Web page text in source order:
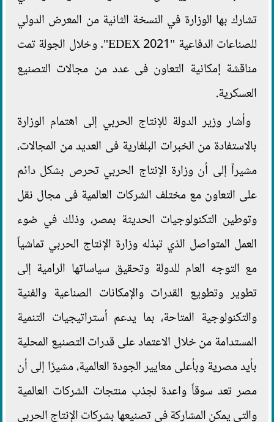
تشارك بها الوزارة في النسخة الثانية من المعرض الدولي
للصناعات الدفاعية "EDEX 2021". وخلال الجولة تمت
مناقشة إمكانية التعاون فى عدد من مجالات التصنيع
العسكرية.
وأشار وزير الدولة للإنتاج الحربي إلى اهتمام الوزارة
بالاستفادة من الخبرات البلغارية فى العديد من المجالات،
مشيراً إلى أن وزارة الإنتاج الحربي تحرص بشكل دائم
على التعاون مع مختلف الشركات العالمية فى مجال نقل
وتوطين التكنولوجيات الحديثة بمصر، وذلك في ضوء
العمل المتواصل الذي تبذله وزارة الإنتاج الحربي تماشياً
مع التوجه العام للدولة وتحقيق سياساتها الرامية إلى
تطوير وتطويع القدرات والإمكانات الصناعية والفنية
والتكنولوجية المتاحة، بما يدعم أستراتيجيات التنمية
المستدامة من خلال الاعتماد على قدرات التصنيع المحلية
بأيد مصرية وبأعلى معايير الجودة العالمية، مشيرًا إلى أن
مصر تعد سوقاً واعدة لجذب منتجات الشركات العالمية
والتى يمكن المشاركة فى تصنيعها بشركات الإنتاج الحربى